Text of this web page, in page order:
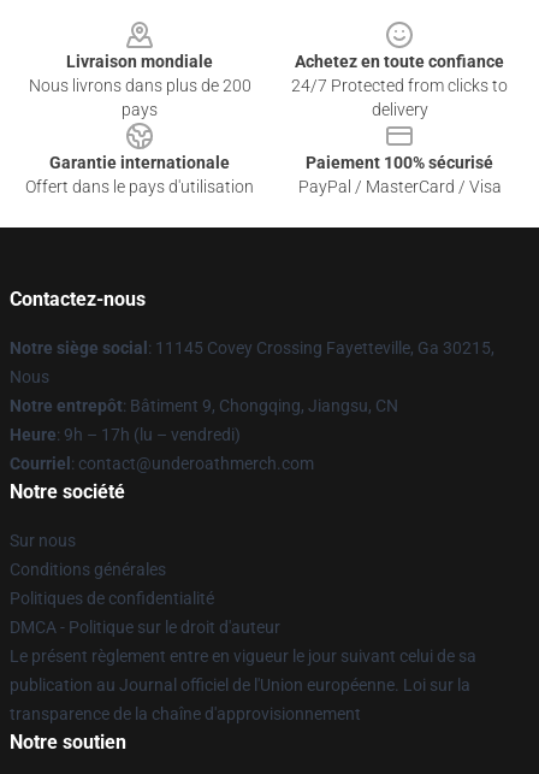
Livraison mondiale
Nous livrons dans plus de 200
pays
Achetez en toute confiance
24/7 Protected from clicks to
delivery
Garantie internationale
Offert dans le pays d'utilisation
Paiement 100% sécurisé
PayPal / MasterCard / Visa
Contactez-nous
Notre siège social : 11145 Covey Crossing Fayetteville, Ga 30215,
Nous
Notre entrepôt: Bâtiment 9, Chongqing, Jiangsu, CN
Heure: 9h – 17h (lu – vendredi)
Courriel : contact@underoathmerch.com
Notre société
Sur nous
Conditions générales
Politiques de confidentialité
DMCA - Politique sur le droit d'auteur
Le présent règlement entre en vigueur le jour suivant celui de sa
publication au Journal officiel de l'Union européenne. Loi sur la
transparence de la chaîne d'approvisionnement
Notre soutien